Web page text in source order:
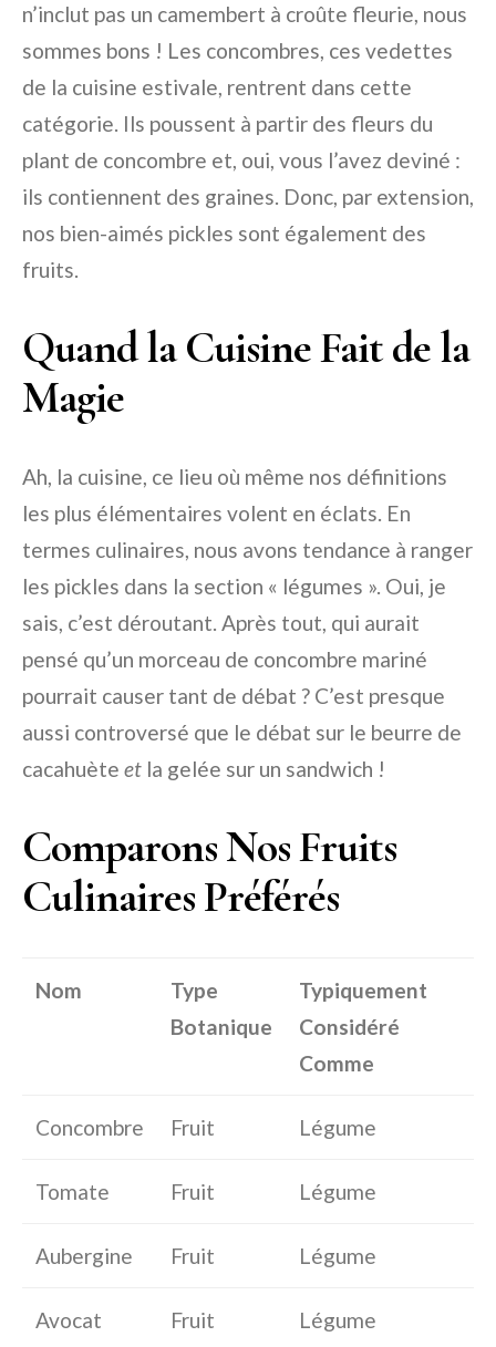
n’inclut pas un camembert à croûte fleurie, nous
sommes bons ! Les concombres, ces vedettes
de la cuisine estivale, rentrent dans cette
catégorie. Ils poussent à partir des fleurs du
plant de concombre et, oui, vous l’avez deviné :
ils contiennent des graines. Donc, par extension,
nos bien-aimés pickles sont également des
fruits.
Quand la Cuisine Fait de la
Magie
Ah, la cuisine, ce lieu où même nos définitions
les plus élémentaires volent en éclats. En
termes culinaires, nous avons tendance à ranger
les pickles dans la section « légumes ». Oui, je
sais, c’est déroutant. Après tout, qui aurait
pensé qu’un morceau de concombre mariné
pourrait causer tant de débat ? C’est presque
aussi controversé que le débat sur le beurre de
cacahuète et la gelée sur un sandwich !
Comparons Nos Fruits
Culinaires Préférés
Nom
Type
Botanique
Typiquement
Considéré
Comme
Concombre Fruit Légume
Tomate Fruit Légume
Aubergine Fruit Légume
Avocat Fruit Légume